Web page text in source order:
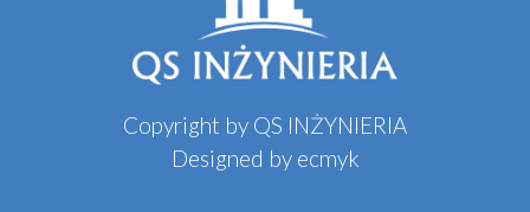
Copyright by QS INŻYNIERIA
Designed by ecmyk